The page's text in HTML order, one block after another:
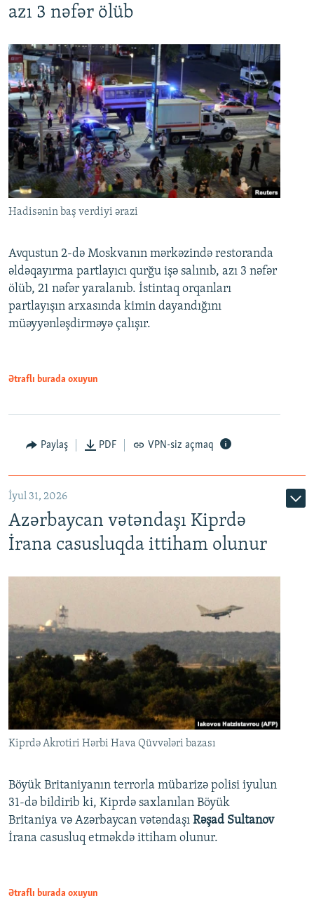
azı 3 nəfər ölüb
Hadisənin baş verdiyi ərazi
Avqustun 2-də Moskvanın mərkəzində restoranda
əldəqayırma partlayıcı qurğu işə salınıb, azı 3 nəfər
ölüb, 21 nəfər yaralanıb. İstintaq orqanları
partlayışın arxasında kimin dayandığını
müəyyənləşdirməyə çalışır.
Ətraflı burada oxuyun
Paylaş PDF VPN-siz açmaq
İyul 31, 2026
Azərbaycan vətəndaşı Kiprdə
İrana casusluqda ittiham olunur
Kiprdə Akrotiri Hərbi Hava Qüvvələri bazası
Böyük Britaniyanın terrorla mübarizə polisi iyulun
31-də bildirib ki, Kiprdə saxlanılan Böyük
Britaniya və Azərbaycan vətəndaşı Rəşad Sultanov
İrana casusluq etməkdə ittiham olunur.
Ətraflı burada oxuyun